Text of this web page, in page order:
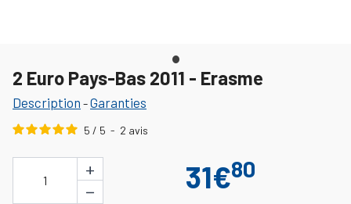
2 Euro Pays-Bas 2011 - Erasme
Description -Garanties
5 / 5 - 2 avis
1
+
−
31€80